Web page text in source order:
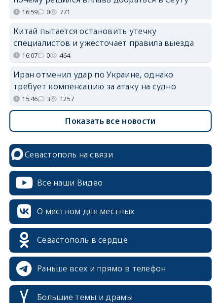
16:59 0 771
Китай пытается остановить утечку
специалистов и ужесточает правила выезда
16:07 0 464
Иран отменил удар по Украине, однако
требует компенсацию за атаку на судно
15:46 3 1257
Показать все новости
Севастополь на связи
Все наши Видео
О местном для местных
Севастополь в сердце
Раньше всех и прямо в телефон
Большие темы и драмы